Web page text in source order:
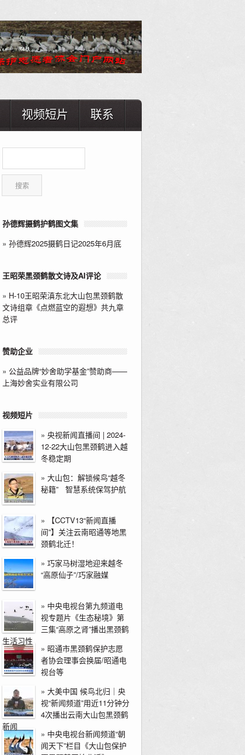
视频短片 联系
孙德辉摄鹤护鹤图文集
» 孙德辉2025摄鹤日记2025年6月底
王昭荣黑颈鹤散文诗及AI评论
» H-10王昭荣滇东北大山包黑颈鹤散
文诗组章《点燃蓝空的遐想》共九章
总评
赞助企业
» 公益品牌“妙舍助学基金”赞助商——
上海妙舍实业有限公司
视频短片
» 央视新闻直播间 | 2024-
12-22大山包黑颈鹤进入越
冬稳定期
» 大山包：解锁候鸟“越冬
秘籍” 智慧系统保驾护航
»
【CCTV13“新闻直播
间”】关注云南昭通等地黑
颈鹤北迁！
» 巧家马树湿地迎来越冬
“高原仙子”/巧家融媒
» 中央电视台第九频道电
视专题片《生态秘境》第
三集“高原之肾”播出黑颈鹤
生活习性
» 昭通市黑颈鹤保护志愿
者协会理事会换届/昭通电
视台等
» 大美中国 候鸟北归｜央
视“新闻频道”用近11分钟分
4次播出云南大山包黑颈鹤
新闻
» 中央电视台新闻频道“朝
闻天下”栏目《大山包保护